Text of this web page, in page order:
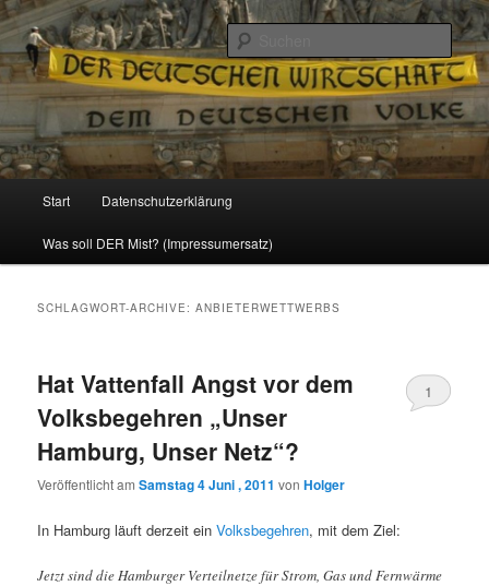
Reizzentrum
Politik, Wirtschaft, Soziales und Gesellschaft
Zum
Inhalt
Zum
sekundären
Start Datenschutzerklärung
Was soll DER Mist? (Impressumersatz)
SCHLAGWORT-ARCHIVE:ANBIETERWETTWERBS
Hat Vattenfall Angst vor dem
Volksbegehren „Unser
Hamburg, Unser Netz“?
Veröffentlicht amSamstag 4 Juni , 2011 vonHolger
1
In Hamburg läuft derzeit einVolksbegehren, mit dem Ziel:
Jetzt sind die Hamburger Verteilnetze für Strom, Gas und Fernwärme